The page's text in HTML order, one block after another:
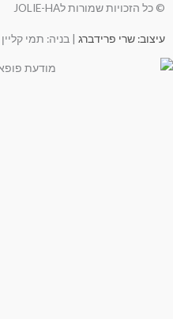
© כל הזכויות שמורות לJOLIE-HA
עיצוב: שרי פרידברג| בניה: תמי קליין